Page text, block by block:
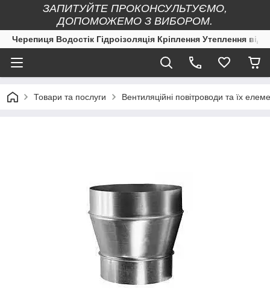
ЗАПИТУЙТЕ ПРОКОНСУЛЬТУЄМО,
ДОПОМОЖЕМО З ВИБОРОМ.
Черепиця Водостік Гідроізоляція Кріплення Утеплення
Товари та послуги Вентиляційні повітроводи та їх